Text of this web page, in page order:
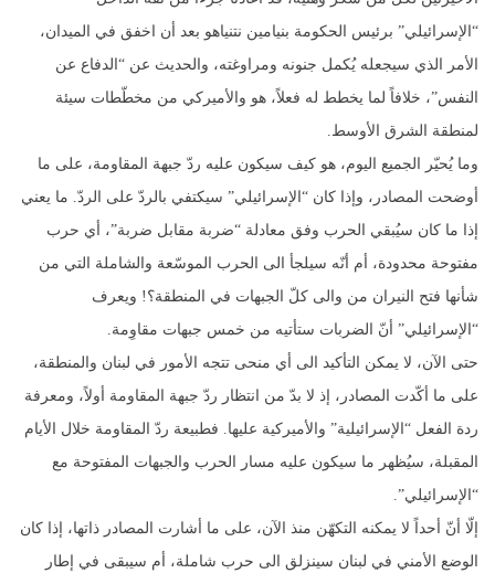
“الإسرائيلي” برئيس الحكومة بنيامين نتنياهو بعد أن اخفق في الميدان،
الأمر الذي سيجعله يُكمل جنونه ومراوغته، والحديث عن “الدفاع عن
النفس”، خلافاً لما يخطط له فعلاً، هو والأميركي من مخطّطات سيئة
لمنطقة الشرق الأوسط.
وما يُحيّر الجميع اليوم، هو كيف سيكون عليه ردّ جبهة المقاومة، على ما
أوضحت المصادر، وإذا كان “الإسرائيلي” سيكتفي بالردّ على الردّ. ما يعني
إذا ما كان سيُبقي الحرب وفق معادلة “ضربة مقابل ضربة”، أي حرب
مفتوحة محدودة، أم أنّه سيلجأ الى الحرب الموسّعة والشاملة التي من
شأنها فتح النيران من والى كلّ الجبهات في المنطقة؟! ويعرف
“الإسرائيلي” أنّ الضربات ستأتيه من خمس جبهات مقاوِمة.
حتى الآن، لا يمكن التأكيد الى أي منحى تتجه الأمور في لبنان والمنطقة،
على ما أكّدت المصادر، إذ لا بدّ من انتظار ردّ جبهة المقاومة أولاً، ومعرفة
ردة الفعل “الإسرائيلية” والأميركية عليها. فطبيعة ردّ المقاومة خلال الأيام
المقبلة، سيُظهر ما سيكون عليه مسار الحرب والجبهات المفتوحة مع
“الإسرائيلي”.
إلّا أنّ أحداً لا يمكنه التكهّن منذ الآن، على ما أشارت المصادر ذاتها، إذا كان
الوضع الأمني في لبنان سينزلق الى حرب شاملة، أم سيبقى في إطار